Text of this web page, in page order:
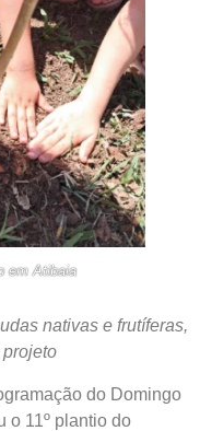
em Atibaia
nativas e frutíferas,
do Domingo
o 11º plantio do